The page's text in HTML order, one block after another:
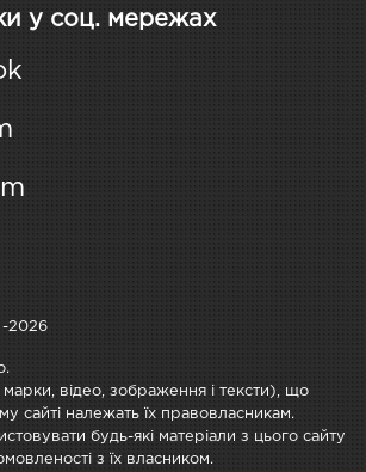
у соц. мережах
-2026
марки, відео, зображення і тексти), що
сайті належать їх правовласникам.
будь-які матеріали з цього сайту
з їх власником.